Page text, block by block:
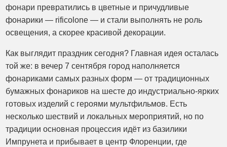
фонари превратились в цветные и причудливые
фонарики — rificolone — и стали выполнять не роль
освещения, а скорее красивой декорации.
Как выглядит праздник сегодня? Главная идея осталась
той же: в вечер 7 сентября город наполняется
фонариками самых разных форм — от традиционных
бумажных фонариков на шесте до индустриально-ярких
готовых изделий с героями мультфильмов. Есть
несколько шествий и локальных мероприятий, но по
традиции основная процессия идёт из базилики
Импрунета и прибывает в центр Флоренции, где